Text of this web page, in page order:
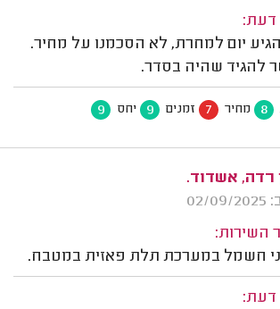
דעת:
יום למחרת, לא הסכמנו על מחיר.
להגיד שהיה בסדר.
8 מחיר 7 זמנים 9 יחס 9
רדה, אשדוד.
השירות:
חשמל במערכת תלת פאזית במטבח.
דעת: